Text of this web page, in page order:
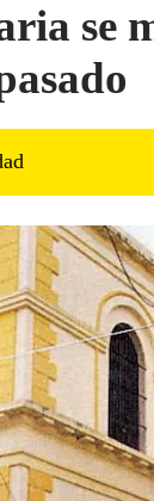
se